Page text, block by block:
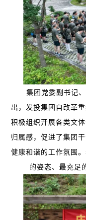
集团党委副书记
出，发投集团自改革
积极组织开展各类文
归属感，促进了集团
健康和谐的工作氛围
的姿态、最充足